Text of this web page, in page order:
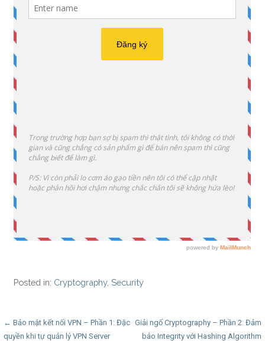
Posted in: Cryptography,Security
Post
← Bảo mật kết nối VPN – Phần 1: Đặc
quyền khi tự quản lý VPN Server
Giải ngố Cryptography – Phần 2: Đảm
bảo Integrity với Hashing Algorithm